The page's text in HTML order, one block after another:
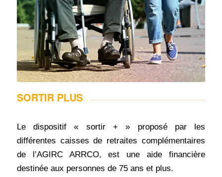
SORTIR PLUS
Le dispositif « sortir + » proposé par les
différentes caisses de retraites complémentaires
de l’AGIRC ARRCO, est une aide financière
destinée aux personnes de 75 ans et plus.